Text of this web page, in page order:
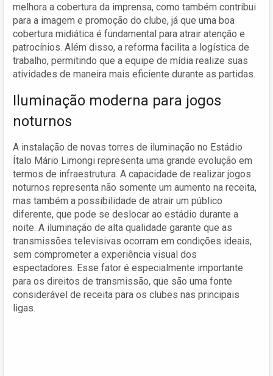
melhora a cobertura da imprensa, como também contribui
para a imagem e promoção do clube, já que uma boa
cobertura midiática é fundamental para atrair atenção e
patrocínios. Além disso, a reforma facilita a logística de
trabalho, permitindo que a equipe de mídia realize suas
atividades de maneira mais eficiente durante as partidas.
Iluminação moderna para jogos
noturnos
A instalação de novas torres de iluminação no Estádio
Ítalo Mário Limongi representa uma grande evolução em
termos de infraestrutura. A capacidade de realizar jogos
noturnos representa não somente um aumento na receita,
mas também a possibilidade de atrair um público
diferente, que pode se deslocar ao estádio durante a
noite. A iluminação de alta qualidade garante que as
transmissões televisivas ocorram em condições ideais,
sem comprometer a experiência visual dos
espectadores. Esse fator é especialmente importante
para os direitos de transmissão, que são uma fonte
considerável de receita para os clubes nas principais
ligas.